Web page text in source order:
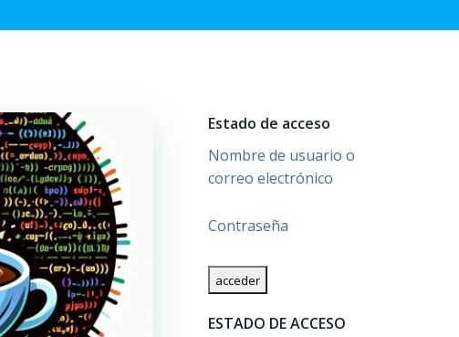
Estado de acceso
Nombre de usuario o
correo electrónico
Contraseña
ESTADO DE ACCESO